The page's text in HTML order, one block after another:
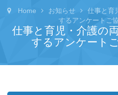
Home お知らせ
仕事と育
するアンケートご
仕事と育児・介護の
するアンケート